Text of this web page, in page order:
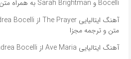
Bocelli و Sarah Brightman به همراه متن و ترجمه مجزا
متن و ترجمه مجزا
آهنگ ایتالیایی Ave Maria از Andrea Bocelli به همراه متن و ترجمه مجزا